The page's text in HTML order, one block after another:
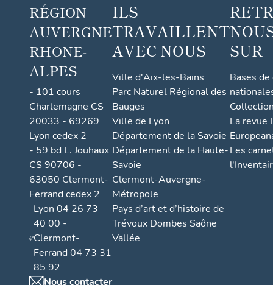
RÉGION
AUVERGNE
RHONE-
ALPES
- 101 cours
Charlemagne CS
20033 - 69269
Lyon cedex 2
- 59 bd L. Jouhaux
CS 90706 -
63050 Clermont-
Ferrand cedex 2
Lyon 04 26 73
40 00 -
Clermont-
Ferrand 04 73 31
85 92
Nous contacter
ILS
TRAVAILLENT
AVEC NOUS
Ville d'Aix-les-Bains
Parc Naturel Régional des
Bauges
Ville de Lyon
Département de la Savoie
Département de la Haute-
Savoie
Clermont-Auvergne-
Métropole
Pays d’art et d’histoire de
Trévoux Dombes Saône
Vallée
SUR
Bases
La revue
Les